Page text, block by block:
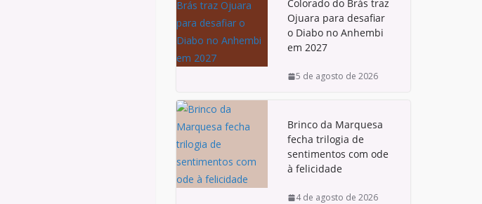
Colorado do Brás traz
Ojuara para desafiar
o Diabo no Anhembi
em 2027
5 de agosto de 2026
Brinco da Marquesa
fecha trilogia de
sentimentos com ode
à felicidade
4 de agosto de 2026